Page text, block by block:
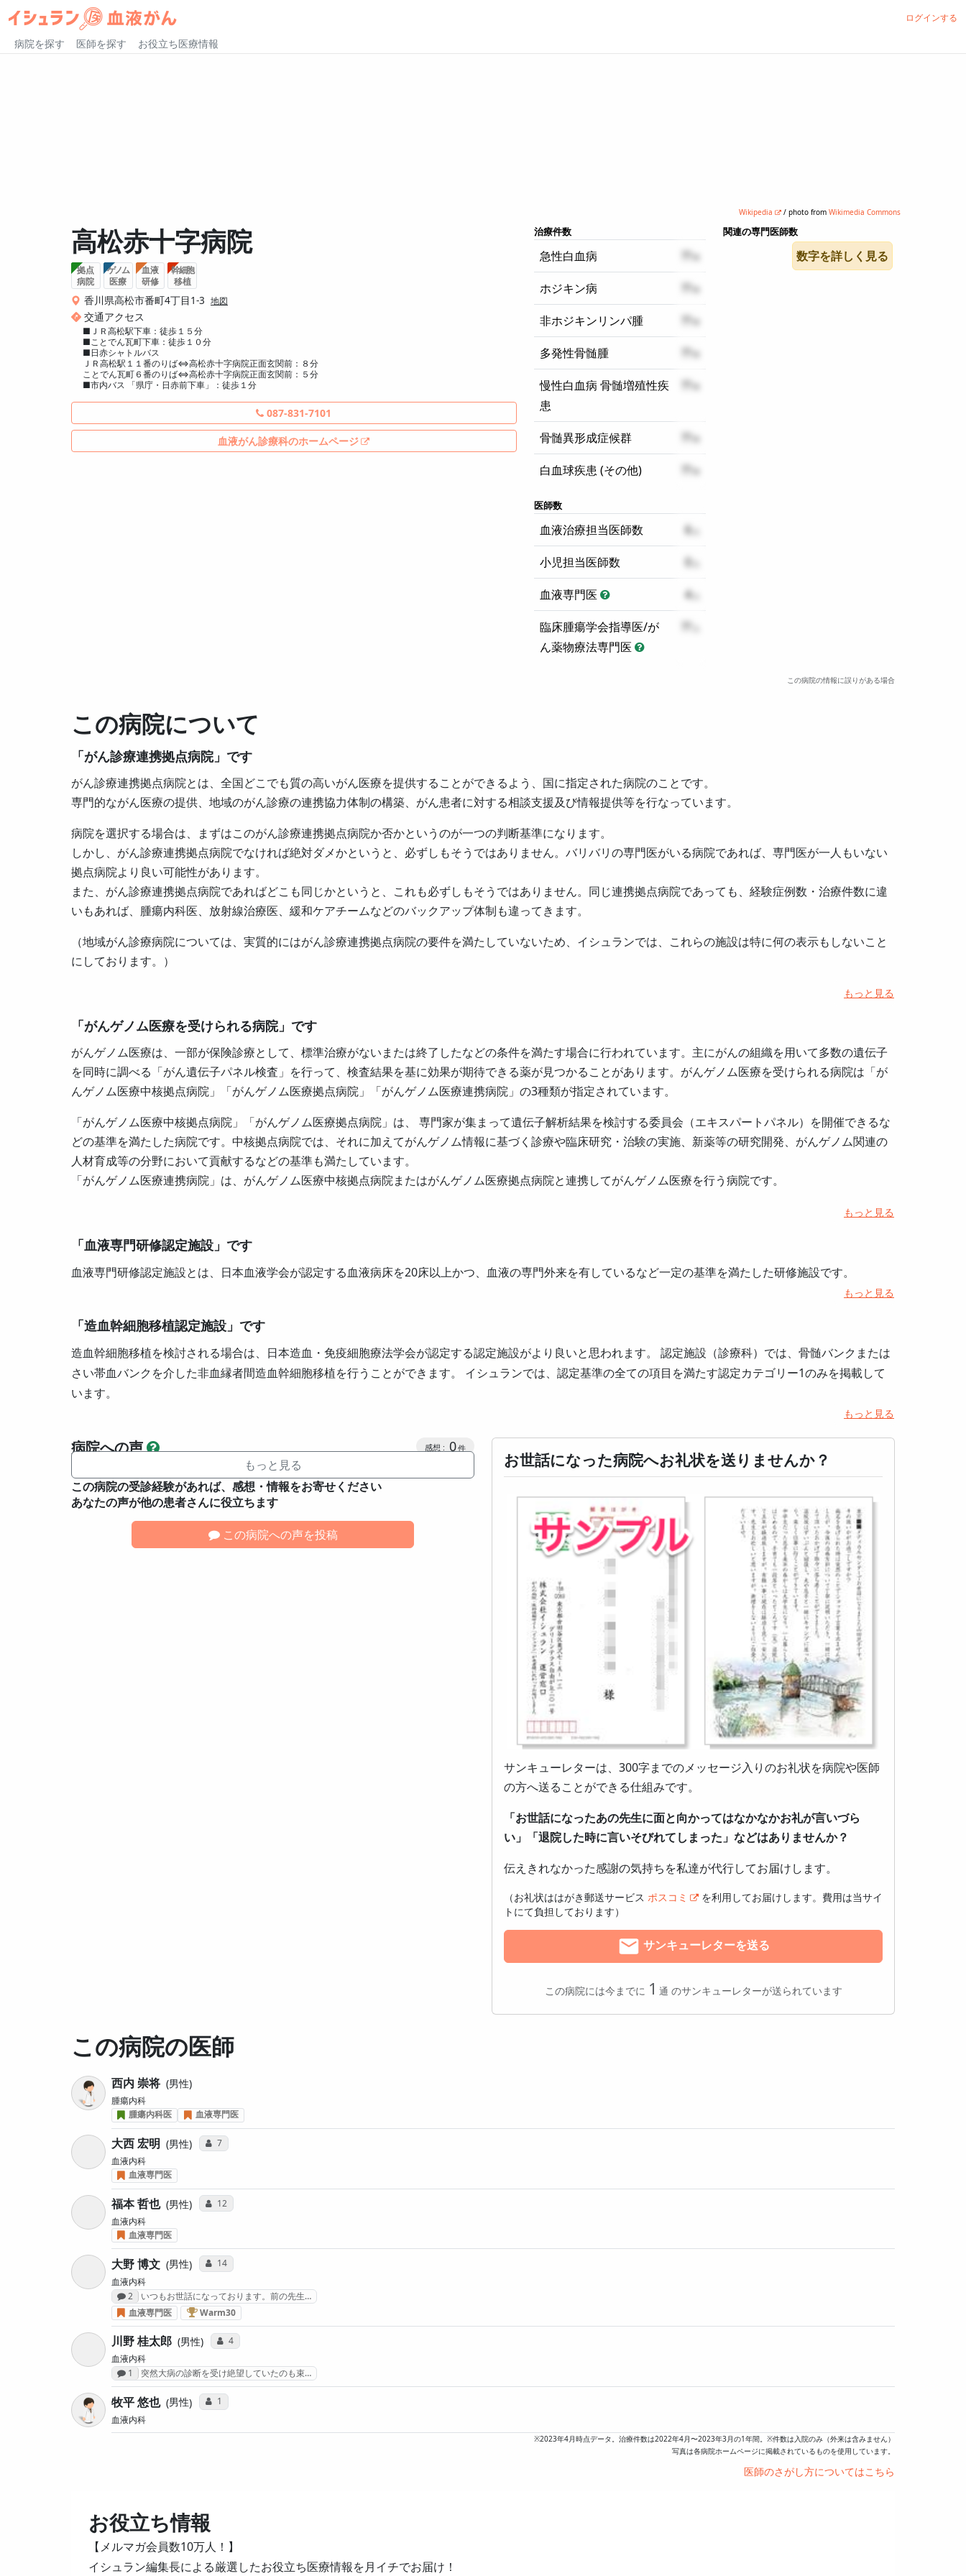
ログインする
病院を探す 医師を探す お役立ち医療情報
Wikipedia / photo from Wikimedia Commons
高松赤十字病院
拠点
病院
ゲノム
医療
血液
研修
幹細胞
移植
香川県高松市番町4丁目1-3 地図
交通アクセス
■ＪＲ高松駅下車：徒歩１５分
■ことでん瓦町下車：徒歩１０分
■日赤シャトルバス
ＪＲ高松駅１１番のりば⇔高松赤十字病院正面玄関前：８分
ことでん瓦町６番のりば⇔高松赤十字病院正面玄関前：５分
■市内バス 「県庁・日赤前下車」：徒歩１分
087-831-7101
血液がん診療科のホームページ
治療件数
急性白血病 ??
ホジキン病 ??
非ホジキンリンパ腫 ??
多発性骨髄腫 ??
慢性白血病 骨髄増殖性疾
患
??
骨髄異形成症候群 ??
白血球疾患 (その他) ??
医師数
血液治療担当医師数 6
小児担当医師数 0
血液専門医 4
臨床腫瘍学会指導医/が
ん薬物療法専門医
??
関連の専門医師数
この病院の情報に誤りがある場合
数字を詳しく見る
この病院について
「がん診療連携拠点病院」です
がん診療連携拠点病院とは、全国どこでも質の高いがん医療を提供することができるよう、国に指定された病院のことです。
専門的ながん医療の提供、地域のがん診療の連携協力体制の構築、がん患者に対する相談支援及び情報提供等を行なっています。
病院を選択する場合は、まずはこのがん診療連携拠点病院か否かというのが一つの判断基準になります。
しかし、がん診療連携拠点病院でなければ絶対ダメかというと、必ずしもそうではありません。バリバリの専門医がいる病院であれば、専門医が一人もいない
拠点病院より良い可能性があります。
また、がん診療連携拠点病院であればどこも同じかというと、これも必ずしもそうではありません。同じ連携拠点病院であっても、経験症例数・治療件数に違
いもあれば、腫瘍内科医、放射線治療医、緩和ケアチームなどのバックアップ体制も違ってきます。
（地域がん診療病院については、実質的にはがん診療連携拠点病院の要件を満たしていないため、イシュランでは、これらの施設は特に何の表示もしないこと
にしております。）
もっと見る
「がんゲノム医療を受けられる病院」です
がんゲノム医療は、一部が保険診療として、標準治療がないまたは終了したなどの条件を満たす場合に行われています。主にがんの組織を用いて多数の遺伝子
を同時に調べる「がん遺伝子パネル検査」を行って、検査結果を基に効果が期待できる薬が見つかることがあります。がんゲノム医療を受けられる病院は「が
んゲノム医療中核拠点病院」「がんゲノム医療拠点病院」「がんゲノム医療連携病院」の3種類が指定されています。
「がんゲノム医療中核拠点病院」「がんゲノム医療拠点病院」は、 専門家が集まって遺伝子解析結果を検討する委員会（エキスパートパネル）を開催できるな
どの基準を満たした病院です。中核拠点病院では、それに加えてがんゲノム情報に基づく診療や臨床研究・治験の実施、新薬等の研究開発、がんゲノム関連の
人材育成等の分野において貢献するなどの基準も満たしています。
「がんゲノム医療連携病院」は、がんゲノム医療中核拠点病院またはがんゲノム医療拠点病院と連携してがんゲノム医療を行う病院です。
もっと見る
「血液専門研修認定施設」です
血液専門研修認定施設とは、日本血液学会が認定する血液病床を20床以上かつ、血液の専門外来を有しているなど一定の基準を満たした研修施設です。
もっと見る
「造血幹細胞移植認定施設」です
造血幹細胞移植を検討される場合は、日本造血・免疫細胞療法学会が認定する認定施設がより良いと思われます。 認定施設（診療科）では、骨髄バンクまたは
さい帯血バンクを介した非血縁者間造血幹細胞移植を行うことができます。 イシュランでは、認定基準の全ての項目を満たす認定カテゴリー1のみを掲載して
います。
もっと見る
病院への声 感想投稿数
0
もっと見る
この病院の受診経験があれば、感想・情報をお寄せください
あなたの声が他の患者さんに役立ちます
この病院への声を投稿
お世話になった病院へお礼状を送りませんか？
サンキューレターは、300字までのメッセージ入りのお礼状を病院や医師
の方へ送ることができる仕組みです。
「お世話になったあの先生に面と向かってはなかなかお礼が言いづら
い」「退院した時に言いそびれてしまった」などはありませんか？
伝えきれなかった感謝の気持ちを私達が代行してお届けします。
（お礼状ははがき郵送サービス ポスコミ
を利用してお届けします。費用は当サイ
トにて負担しております）
サンキューレターを送る
サンキューレター送付数
この病院には今までに 1 のサンキューレターが送られています
この病院の医師
西内 崇将 男性
腫瘍内科
腫瘍内科医
血液専門医
大西 宏明 男性 コミュニケーション・タイプ投票数
7
血液内科
血液専門医
福本 哲也 男性 コミュニケーション・タイプ投票数
12
血液内科
血液専門医
大野 博文 男性 コミュニケーション・タイプ投票数
14
血液内科
感想投稿数
2
いつもお世話になっております。前の先生…
血液専門医
Warm30血液がん治療医 “Warm30” (2020年)
川野 桂太郎 男性 コミュニケーション・タイプ投票数
4
血液内科
感想投稿数
1 突然大病の診断を受け絶望していたのも束…
牧平 悠也 男性 コミュニケーション・タイプ投票数
1
血液内科
※2023年4月時点データ。治療件数は2022年4月〜2023年3月の1年間。※件数は入院のみ（外来は含みません）
写真は各病院ホームページに掲載されているものを使用しています。
医師のさがし方についてはこちら
お役立ち情報
【メルマガ会員数10万人！】
イシュラン編集長による厳選したお役立ち医療情報を月イチでお届け！